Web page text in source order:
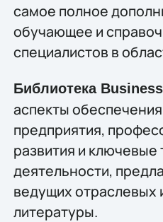
самое полное
обучающее и
специалистов в
Библиотека
аспекты
предприятия,
развития и
деятельности,
ведущих отраслевых
литературы.